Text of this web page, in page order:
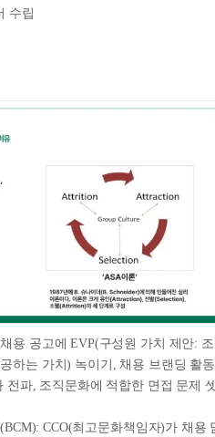
수립
용 공고에 EVP(구성원 가치 제안: 조
하는 가치) 녹이기, 채용 브랜딩 활동
전파, 조직문화에 적합한 면접 문제
CCO(최고문화책임자)가 채용